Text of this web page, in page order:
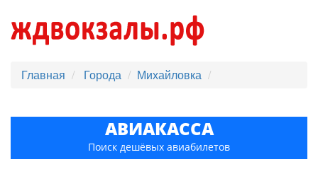
Главная Города Михайловка
АВИАКАССА
Поиск дешёвых авиабилетов